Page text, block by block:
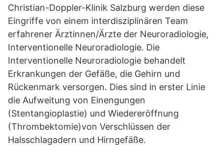
Christian-Doppler-Klinik Salzburg werden diese
Eingriffe von einem interdisziplinären Team
erfahrener Ärztinnen/Ärzte der Neuroradiologie,
Interventionelle Neuroradiologie. Die
Interventionelle Neuroradiologie behandelt
Erkrankungen der Gefäße, die Gehirn und
Rückenmark versorgen. Dies sind in erster Linie
die Aufweitung von Einengungen
(Stentangioplastie) und Wiedereröffnung
(Thrombektomie)von Verschlüssen der
Halsschlagadern und Hirngefäße.